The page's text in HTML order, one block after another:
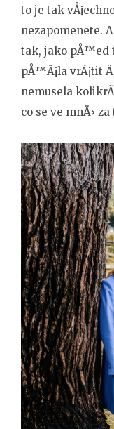
to je tak
nezapomenete.
tak, jako pÅ™ed
pÅ™Ã¡la vrÃ¡tit
nemusela
co se ve mnÄ›